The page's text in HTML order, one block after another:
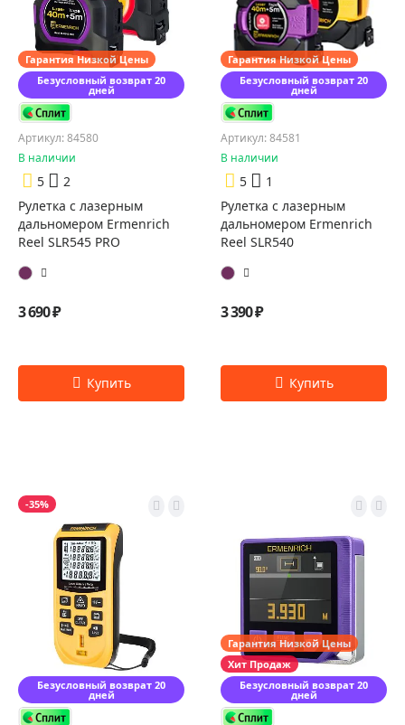
Гарантия Низкой Цены
Безусловный возврат 20
дней
Артикул: 84580
В наличии
5
2
Рулетка с лазерным
дальномером Ermenrich
Reel SLR545 PRO
3 690 ₽
Гарантия Низкой Цены
Безусловный возврат 20
дней
Артикул: 84581
В наличии
5
1
Рулетка с лазерным
дальномером Ermenrich
Reel SLR540
3 390 ₽
-35%
Безусловный возврат 20
дней
Гарантия Низкой Цены
Хит Продаж
Безусловный возврат 20
дней